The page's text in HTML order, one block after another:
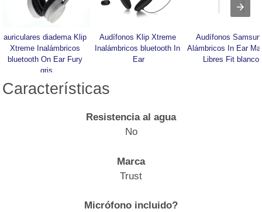
auriculares diadema Klip
Xtreme Inalámbricos
bluetooth On Ear Fury
gris
Audífonos Klip Xtreme
Inalámbricos bluetooth In
Ear
Audífonos
Alámbricos In Ear
Libres Fit blanco
Características
Resistencia al agua
No
Marca
Trust
Micrófono incluido?